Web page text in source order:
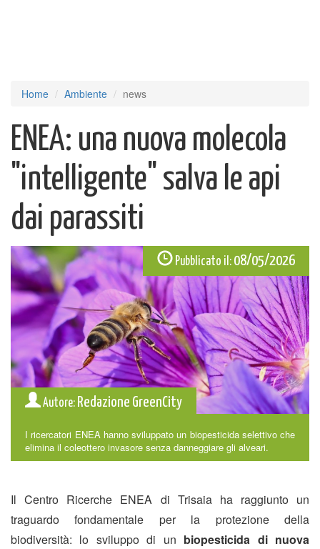
Home Ambiente news
ENEA: una nuova molecola
"intelligente" salva le api
dai parassiti
Pubblicato il: 08/05/2026
Autore: Redazione GreenCity
I ricercatori ENEA hanno sviluppato un biopesticida selettivo che
elimina il coleottero invasore senza danneggiare gli alveari.
Il Centro Ricerche ENEA di Trisaia ha raggiunto un
traguardo fondamentale per la protezione della
biodiversità: lo sviluppo di un biopesticida di nuova